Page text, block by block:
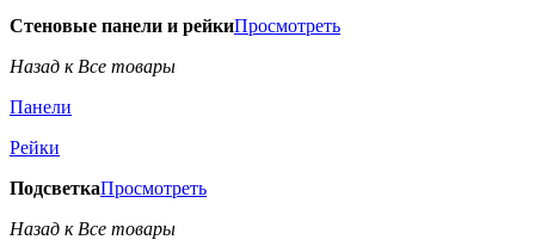
Стеновые панели и рейкиПросмотреть
Назад к Все товары
Панели
Рейки
ПодсветкаПросмотреть
Назад к Все товары